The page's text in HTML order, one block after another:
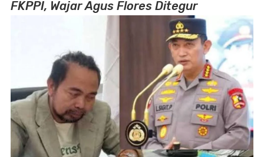
FKPPI, Wajar Agus Flores Ditegur